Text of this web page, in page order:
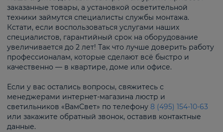
заказанные товары, а установкой осветительной
техники займутся специалисты службы монтажа.
Кстати, если воспользоваться услугами наших
специалистов, гарантийный срок на оборудование
увеличивается до 2 лет! Так что лучше доверить работу
профессионалам, которые сделают всё быстро и
качественно — в квартире, доме или офисе.
Если у вас остались вопросы, свяжитесь с
менеджерами интернет-магазина люстр и
светильников «ВамСвет» по телефону 8 (495) 154-10-63
или закажите обратный звонок, оставив контактные
данные.